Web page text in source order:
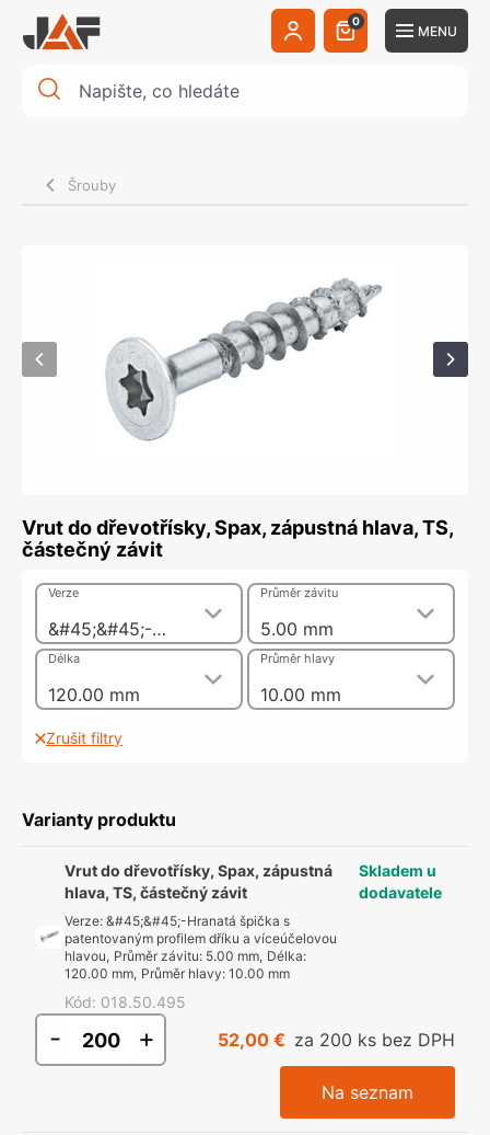
0
MENU
Šrouby
Vrut do dřevotřísky, Spax, zápustná hlava, TS,
částečný závit
&#45;&#45;-Hranatá špička s patentovaným profilem dříku a víceúčelovou hlavou
Verze
5.00 mm
Průměr závitu
120.00 mm
Délka
10.00 mm
Průměr hlavy
Zrušit filtry
Varianty produktu
Vrut do dřevotřísky, Spax, zápustná
hlava, TS, částečný závit
Verze: &#45;&#45;-Hranatá špička s
patentovaným profilem dříku a víceúčelovou
hlavou, Průměr závitu: 5.00 mm, Délka:
120.00 mm, Průměr hlavy: 10.00 mm
Kód: 018.50.495
Skladem u
dodavatele
- + 52,00 € za 200 ks bez DPH
Na seznam